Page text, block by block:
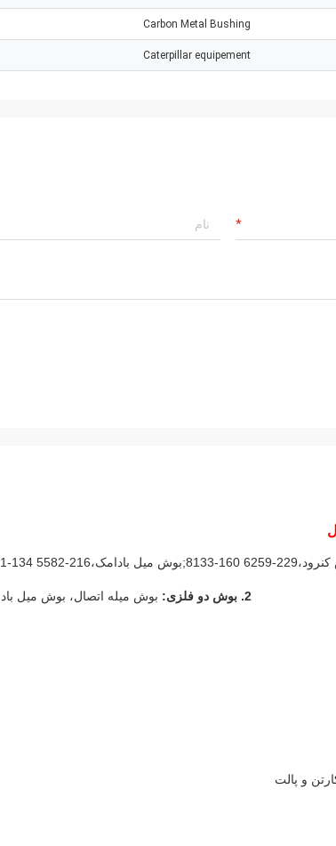
Carbon Metal Bushing
Caterpillar equipement
229-6259 160-8133;بوش میل بادامک، 216-5582 134-5251
2. بوش دو فلزی: بوش میله اتصال، بوش میل